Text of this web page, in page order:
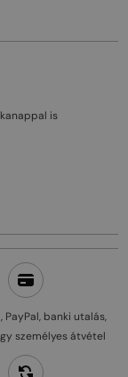
PayPal, banki utalás,
személyes átvétel
is